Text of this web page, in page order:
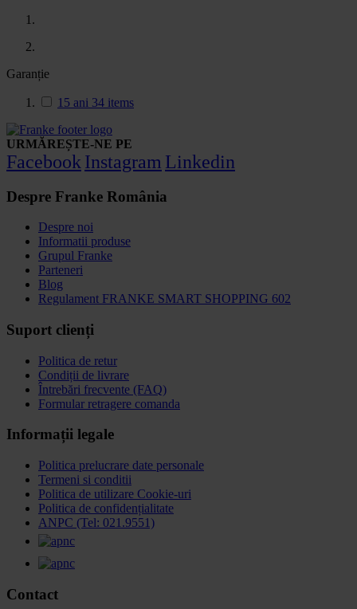
Garanție
15 ani 34 items
URMĂREȘTE-NE PE
Facebook Instagram Linkedin
Despre Franke România
Despre noi
Informatii produse
Grupul Franke
Parteneri
Blog
Regulament FRANKE SMART SHOPPING 602
Suport clienți
Politica de retur
Condiții de livrare
Întrebări frecvente (FAQ)
Formular retragere comanda
Informații legale
Politica prelucrare date personale
Termeni si conditii
Politica de utilizare Cookie-uri
Politica de confidențialitate
ANPC (Tel: 021.9551)
Contact